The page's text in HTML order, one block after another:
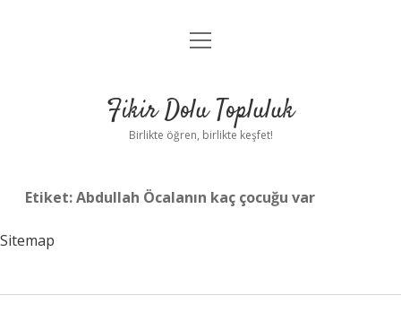
Anasayfa
Yasal Uyarı
menüyü
Fikir Dolu Topluluk
Birlikte öğren, birlikte keşfet!
Etiket:Abdullah Öcalanın kaç çocuğu var
Sitemap